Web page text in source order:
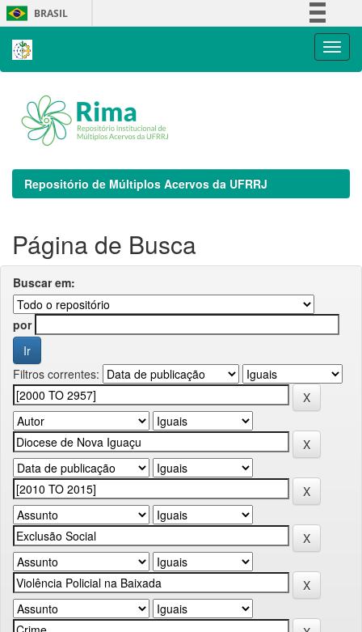
Skip
navigation
BRASIL
Repositório de Múltiplos Acervos da UFRRJ
Página de Busca
Buscar em:
por
Filtros correntes: